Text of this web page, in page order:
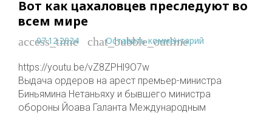
Вот как цахаловцев преследуют во
всем мире
access_time
07.12.2024 chat_bubble_outline
Оставить комментарий
https://youtu.be/vZ8ZPHl9O7w
Выдача ордеров на арест премьер-министра
Биньямина Нетаньяху и бывшего министра
обороны Йоава Галанта Международным